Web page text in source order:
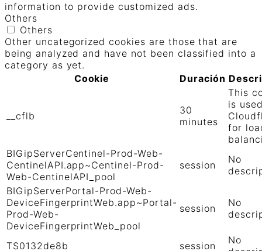
information to provide customized ads.
Others
Others
Other uncategorized cookies are those that are
being analyzed and have not been classified into a
category as yet.
Cookie
Duración
__cflb
30
minutes
This
is
for
BIGipServerCentinel-Prod-Web-
CentinelAPI.app~Centinel-Prod-
Web-CentinelAPI_pool
session
No
BIGipServerPortal-Prod-Web-
DeviceFingerprintWeb.app~Portal-
Prod-Web-
DeviceFingerprintWeb_pool
session
No
TS0132de8b session
No